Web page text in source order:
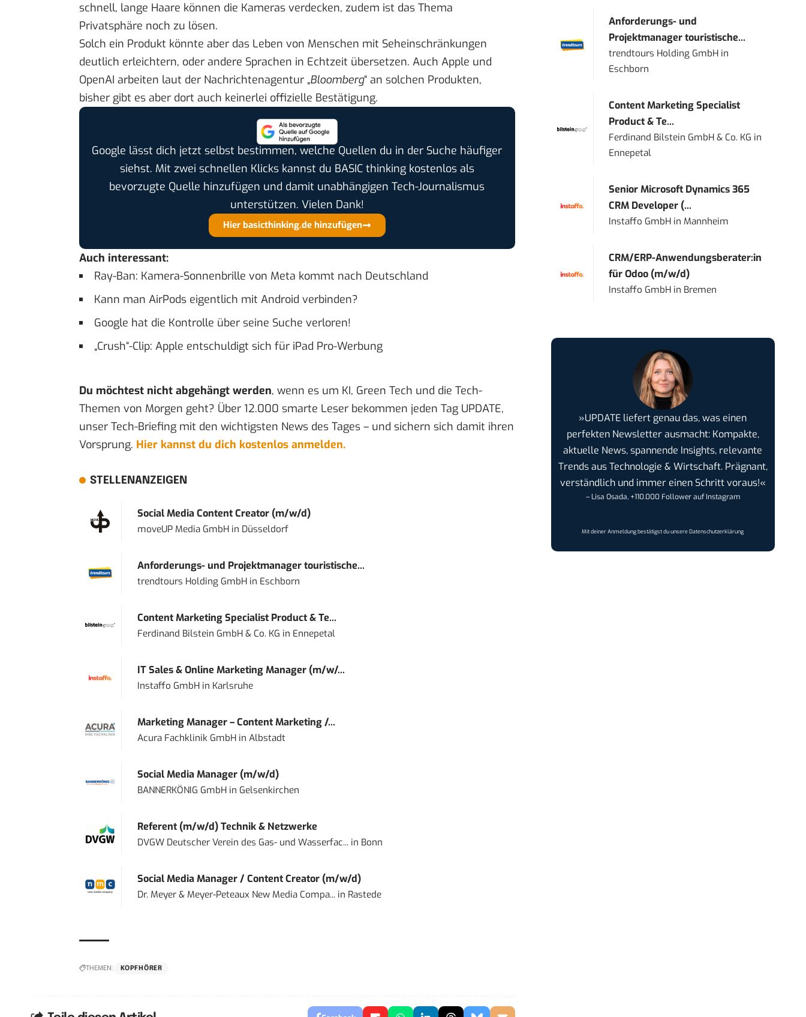
schnell, lange Haare können die Kameras verdecken, zudem ist das Thema
Privatsphäre noch zu lösen.
Solch ein Produkt könnte aber das Leben von Menschen mit Seheinschränkungen
deutlich erleichtern, oder andere Sprachen in Echtzeit übersetzen. Auch Apple und
OpenAI arbeiten laut der Nachrichtenagentur „Bloomberg“ an solchen Produkten,
bisher gibt es aber dort auch keinerlei offizielle Bestätigung.
Google lässt dich jetzt selbst bestimmen, welche Quellen du in der Suche häufiger
siehst. Mit zwei schnellen Klicks kannst du BASIC thinking kostenlos als
bevorzugte Quelle hinzufügen und damit unabhängigen Tech-Journalismus
unterstützen. Vielen Dank!
Hier basicthinking.de hinzufügen
Auch interessant:
Ray-Ban: Kamera-Sonnenbrille von Meta kommt nach Deutschland
Kann man AirPods eigentlich mit Android verbinden?
Google hat die Kontrolle über seine Suche verloren!
„Crush“-Clip: Apple entschuldigt sich für iPad Pro-Werbung
Du möchtest nicht abgehängt werden, wenn es um KI, Green Tech und die Tech-
Themen von Morgen geht? Über 12.000 smarte Leser bekommen jeden Tag UPDATE,
unser Tech-Briefing mit den wichtigsten News des Tages – und sichern sich damit ihren
Vorsprung. Hier kannst du dich kostenlos anmelden.
STELLENANZEIGEN
Social Media Content Creator (m/w/d)
moveUP Media GmbHin Düsseldorf
Anforderungs- und Projektmanager touristische...
trendtours Holding GmbHin Eschborn
Content Marketing Specialist Product & Te...
Ferdinand Bilstein GmbH & Co. KG in Ennepetal
IT Sales & Online Marketing Manager (m/w/...
Instaffo GmbHin Karlsruhe
Marketing Manager – Content Marketing /...
Acura Fachklinik GmbHin Albstadt
Social Media Manager (m/w/d)
BANNERKÖNIG GmbHin Gelsenkirchen
Referent (m/w/d) Technik & Netzwerke
DVGW Deutscher Verein des Gas- und Wasserfac...in Bonn
Social Media Manager / Content Creator (m/w/d)
Dr. Meyer & Meyer-Peteaux New Media Compa...in Rastede
THEMEN: KOPFHÖRER
Anforderungs- und
Projektmanager touristische...
trendtours Holding GmbH in
Eschborn
Content Marketing Specialist
Product & Te...
Ferdinand Bilstein GmbH & Co. KG in
Ennepetal
Senior Microsoft Dynamics 365
CRM Developer (...
Instaffo GmbH in Mannheim
CRM/ERP-Anwendungsberater:in
für Odoo (m/w/d)
Instaffo GmbH in Bremen
»UPDATE liefert genau das, was einen
perfekten Newsletter ausmacht: Kompakte,
aktuelle News, spannende Insights, relevante
Trends aus Technologie & Wirtschaft. Prägnant,
verständlich und immer einen Schritt voraus!«
– Lisa Osada, +110.000 Follower auf Instagram
Mit deiner Anmeldung bestätigst du unsereDatenschutzerklärung